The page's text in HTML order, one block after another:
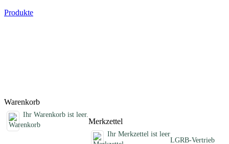
Produkte
Warenkorb
Ihr Warenkorb ist leer.
Merkzettel
Ihr Merkzettel ist leer
LGRB-Vertrieb